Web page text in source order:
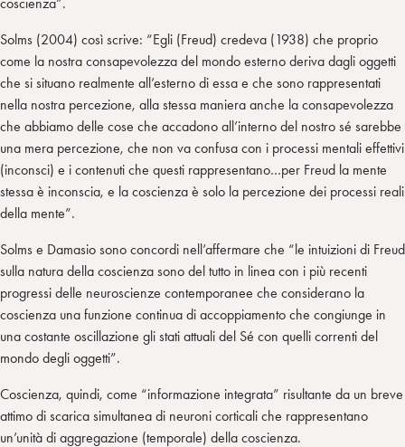
Solms (2004) così scrive: “Egli (Freud) credeva (1938) che proprio
come la nostra consapevolezza del mondo esterno deriva dagli oggetti
che si situano realmente all’esterno di essa e che sono rappresentati
nella nostra percezione, alla stessa maniera anche la consapevolezza
che abbiamo delle cose che accadono all’interno del nostro sé sarebbe
una mera percezione, che non va confusa con i processi mentali effettivi
(inconsci) e i contenuti che questi rappresentano…per Freud la mente
stessa è inconscia, e la coscienza è solo la percezione dei processi reali
della mente”.
Solms e Damasio sono concordi nell’affermare che “le intuizioni di Freud
sulla natura della coscienza sono del tutto in linea con i più recenti
progressi delle neuroscienze contemporanee che considerano la
coscienza una funzione continua di accoppiamento che congiunge in
una costante oscillazione gli stati attuali del Sé con quelli correnti del
mondo degli oggetti”.
Coscienza, quindi, come “informazione integrata” risultante da un breve
attimo di scarica simultanea di neuroni corticali che rappresentano
un’unità di aggregazione (temporale) della coscienza.